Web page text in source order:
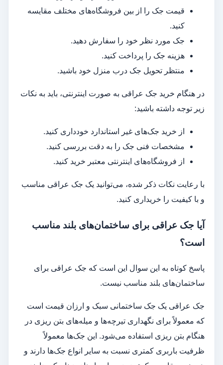
قیمت جک را از بین فروشگاه‌های مختلف مقایسه
کنید.
جک مورد نظر خود را سفارش دهید.
هزینه جک را پرداخت کنید.
منتظر تحویل جک درب منزل خود باشید.
در هنگام خرید جک عراقی به صورت اینترنتی، باید به نکات
زیر توجه داشته باشید:
از خرید جک‌های غیر استاندارد خودداری کنید.
مشخصات فنی جک را به دقت بررسی کنید.
از فروشگاه‌های اینترنتی معتبر خرید کنید.
با رعایت نکات ذکر شده، می‌توانید یک جک عراقی مناسب
و با کیفیت را خریداری کنید.
آیا جک عراقی برای ساختمان‌های بلند مناسب
است؟
پاسخ کوتاه به این سوال این است که جک عراقی برای
ساختمان‌های بلند مناسب نیست.
جک عراقی یک جک ساختمانی سبک و ارزان قیمت است
که معمولاً برای نگهداری تیرچه‌ها و میله‌های بتن ریزی در
هنگام بتن ریزی استفاده می‌شود. این جک‌ها معمولاً
ظرفیت باربری کمتری نسبت به سایر انواع جک‌ها دارند و